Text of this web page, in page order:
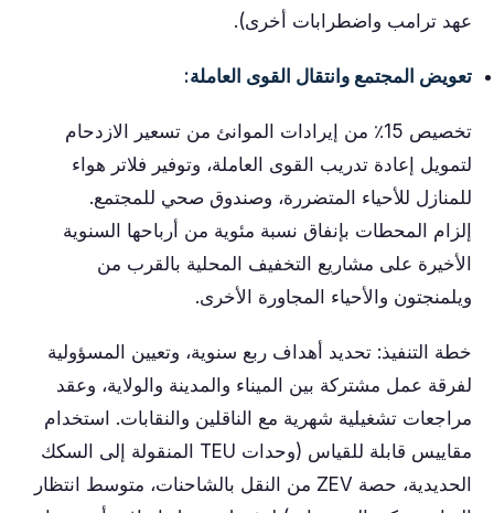
عهد ترامب واضطرابات أخرى).
تعويض المجتمع وانتقال القوى العاملة:
تخصيص 15٪ من إيرادات الموانئ من تسعير الازدحام
لتمويل إعادة تدريب القوى العاملة، وتوفير فلاتر هواء
للمنازل للأحياء المتضررة، وصندوق صحي للمجتمع.
إلزام المحطات بإنفاق نسبة مئوية من أرباحها السنوية
الأخيرة على مشاريع التخفيف المحلية بالقرب من
ويلمنجتون والأحياء المجاورة الأخرى.
خطة التنفيذ: تحديد أهداف ربع سنوية، وتعيين المسؤولية
لفرقة عمل مشتركة بين الميناء والمدينة والولاية، وعقد
مراجعات تشغيلية شهرية مع الناقلين والنقابات. استخدام
مقاييس قابلة للقياس (وحدات TEU المنقولة إلى السكك
الحديدية، حصة ZEV من النقل بالشاحنات، متوسط ​​انتظار